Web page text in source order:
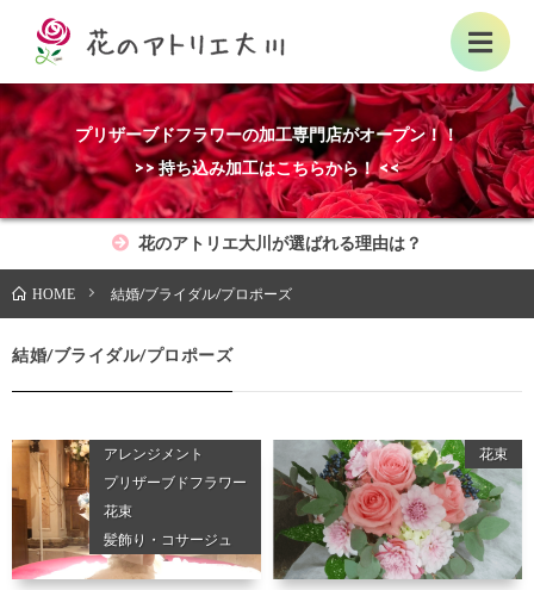
プリザーブドフラワーの加工専門店がオープン！！
>> 持ち込み加工はこちらから！ <<
花のアトリエ大川が選ばれる理由は？
HOME 結婚/ブライダル/プロポーズ
結婚/ブライダル/プロポーズ
アレンジメント
プリザーブドフラワー
花束
髪飾り・コサージュ
花束